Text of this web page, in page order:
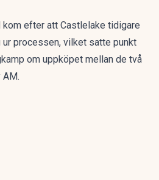
efter att Castlelake tidigare
processen, vilket satte punkt
om uppköpet mellan de två
AM.